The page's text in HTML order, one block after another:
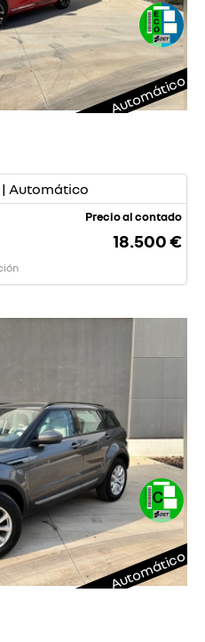
Automático
| Automático
Precio al contado
18.500 €
Automático